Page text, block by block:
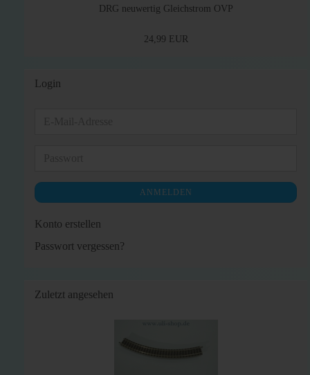
DRG neuwertig Gleichstrom OVP
24,99 EUR
Login
ANMELDEN
Konto erstellen
Passwort vergessen?
Zuletzt angesehen